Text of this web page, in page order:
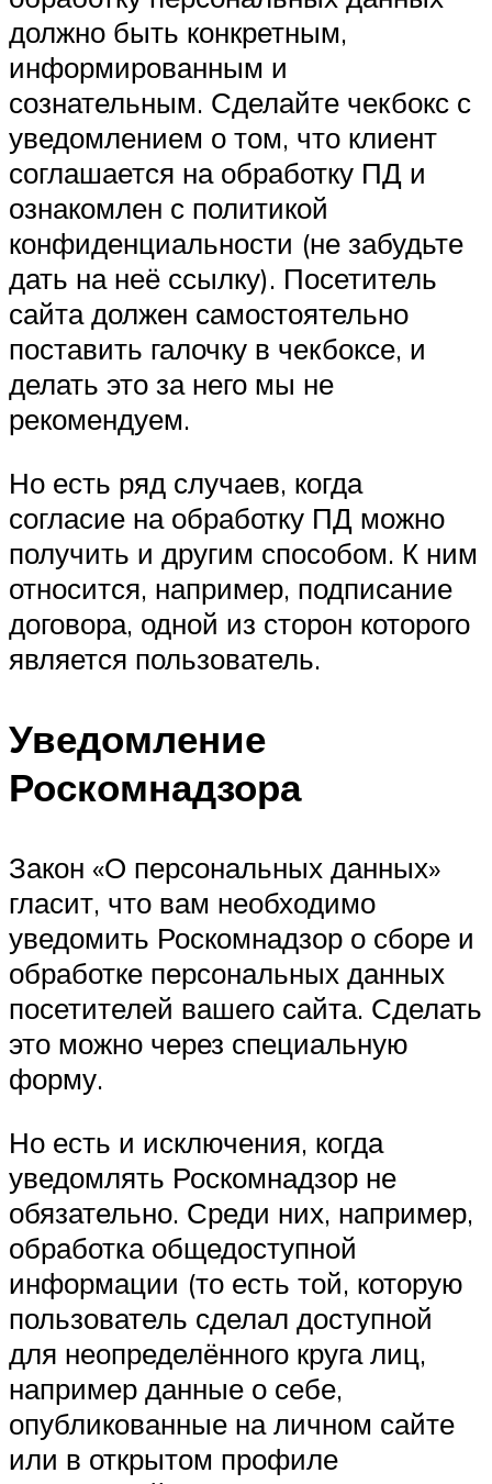
должно быть конкретным,
информированным и
сознательным. Сделайте чекбокс с
уведомлением о том, что клиент
соглашается на обработку ПД и
ознакомлен с политикой
конфиденциальности (не забудьте
дать на неё ссылку). Посетитель
сайта должен самостоятельно
поставить галочку в чекбоксе, и
делать это за него мы не
рекомендуем.
Но есть ряд случаев, когда
согласие на обработку ПД можно
получить и другим способом. К ним
относится, например, подписание
договора, одной из сторон которого
является пользователь.
Уведомление
Роскомнадзора
Закон «О персональных данных»
гласит, что вам необходимо
уведомить Роскомнадзор о сборе и
обработке персональных данных
посетителей вашего сайта. Сделать
это можно через специальную
форму.
Но есть и исключения, когда
уведомлять Роскомнадзор не
обязательно. Среди них, например,
обработка общедоступной
информации (то есть той, которую
пользователь сделал доступной
для неопределённого круга лиц,
например данные о себе,
опубликованные на личном сайте
или в открытом профиле